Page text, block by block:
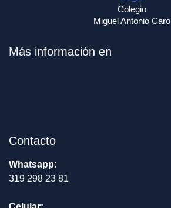
Colegio
Miguel Antonio Caro
Más información en
Contacto
Whatsapp:
319 298 23 81